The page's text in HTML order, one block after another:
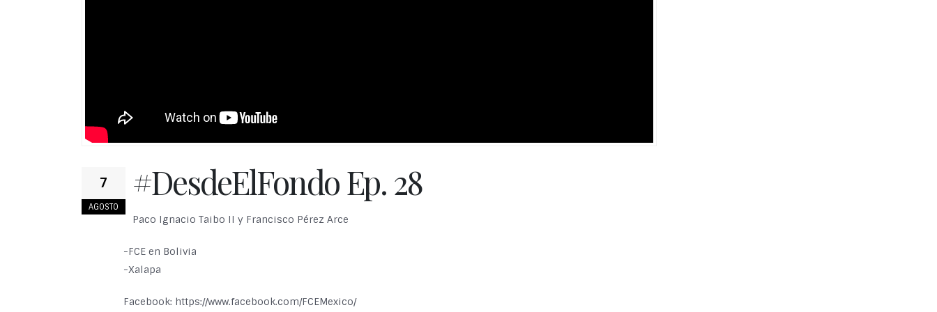
7
AGOSTO
#DesdeElFondo Ep. 28
Paco Ignacio Taibo II y Francisco Pérez Arce
-FCE en Bolivia
-Xalapa
Facebook: https://www.facebook.com/FCEMexico/